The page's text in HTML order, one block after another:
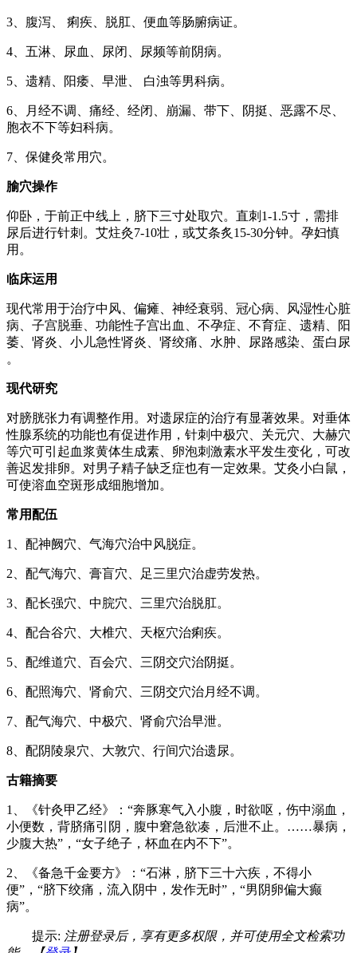
3、腹泻、 痢疾、脱肛、便血等肠腑病证。
4、五淋、尿血、尿闭、尿频等前阴病。
5、遗精、阳痿、早泄、 白浊等男科病。
6、月经不调、痛经、经闭、崩漏、带下、阴挺、恶露不尽、
胞衣不下等妇科病。
7、保健灸常用穴。
腧穴操作
仰卧，于前正中线上，脐下三寸处取穴。直刺1-1.5寸，需排
尿后进行针刺。艾炷灸7-10壮，或艾条炙15-30分钟。孕妇慎
用。
临床运用
现代常用于治疗中风、偏瘫、神经衰弱、冠心病、风湿性心脏
病、子宫脱垂、功能性子宫出血、不孕症、不育症、遗精、阳
萎、肾炎、小儿急性肾炎、肾绞痛、水肿、尿路感染、蛋白尿
。
现代研究
对膀胱张力有调整作用。对遗尿症的治疗有显著效果。对垂体
性腺系统的功能也有促进作用，针刺中极穴、关元穴、大赫穴
等穴可引起血浆黄体生成素、卵泡刺激素水平发生变化，可改
善迟发排卵。对男子精子缺乏症也有一定效果。艾灸小白鼠，
可使溶血空斑形成细胞增加。
常用配伍
1、配神阙穴、气海穴治中风脱症。
2、配气海穴、膏盲穴、足三里穴治虚劳发热。
3、配长强穴、中脘穴、三里穴治脱肛。
4、配合谷穴、大椎穴、天枢穴治痢疾。
5、配维道穴、百会穴、三阴交穴治阴挺。
6、配照海穴、肾俞穴、三阴交穴治月经不调。
7、配气海穴、中极穴、肾俞穴治早泄。
8、配阴陵泉穴、大敦穴、行间穴治遗尿。
古籍摘要
1、《针灸甲乙经》：“奔豚寒气入小腹，时欲呕，伤中溺血，
小便数，背脐痛引阴，腹中窘急欲凑，后泄不止。……暴病，
少腹大热”，“女子绝子，杯血在内不下”。
2、《备急千金要方》：“石淋，脐下三十六疾，不得小
便”，“脐下绞痛，流入阴中，发作无时”，“男阴卵偏大癫
病”。
提示: 注册登录后，享有更多权限，并可使用全文检索功